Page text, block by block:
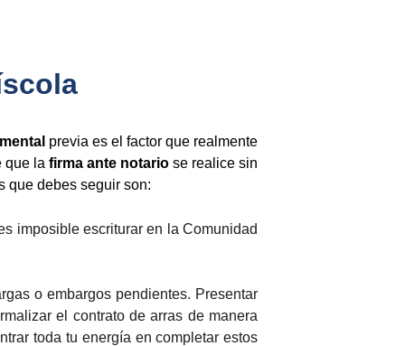
previa es el factor que realmente
que lafirma ante notario se realice sin
que debes seguir son:
imposible escriturar en la Comunidad
o embargos pendientes. Presentar
el contrato de arras de manera
toda tu energía en completar estos